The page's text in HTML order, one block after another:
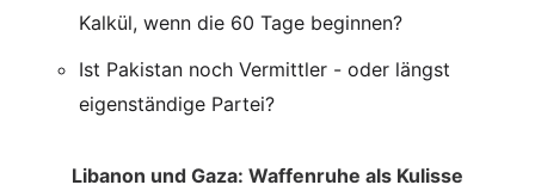
Kalkül, wenn die 60 Tage beginnen?
Ist Pakistan noch Vermittler - oder längst
eigenständige Partei?
Libanon und Gaza: Waffenruhe als Kulisse